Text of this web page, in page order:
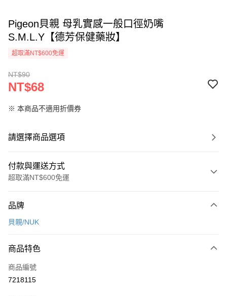
Pigeon貝親 母乳實感一般口徑奶嘴
S.M.L.Y【德芳保健藥妝】
超取滿NT$600免運
NT$90
NT$68
※ 本商品不適用折價券
請選擇商品選項
付款與運送方式
超取滿NT$600免運
信用卡一次付款
LINE Pay
Apple Pay
品牌
貝親/NUK
商品特色
商品編號
7218115